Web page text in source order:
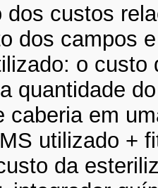
dos custos
dos campos
o custo
quantidade
caberia em
utilizado +
da